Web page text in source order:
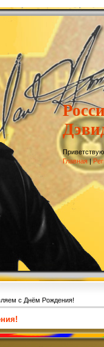
Главная|
с Днём Рождения!